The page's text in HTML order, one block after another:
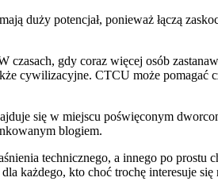
duży potencjał, ponieważ łączą
gdy coraz więcej osób
cywilizacyjne. CTCU może
się w miejscu poświęconym
blogiem.
technicznego, a innego po
każdego, kto choć trochę interesuje się